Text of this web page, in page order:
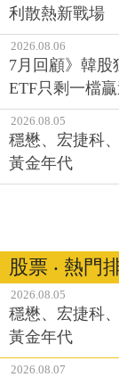
利散熱新戰場
2026.08.06
7月回顧》韓股
ETF只剩一檔
2026.08.05
穩懋、宏捷科
黃金年代
股票 ‧ 熱門
2026.08.05
穩懋、宏捷科
黃金年代
2026.08.07